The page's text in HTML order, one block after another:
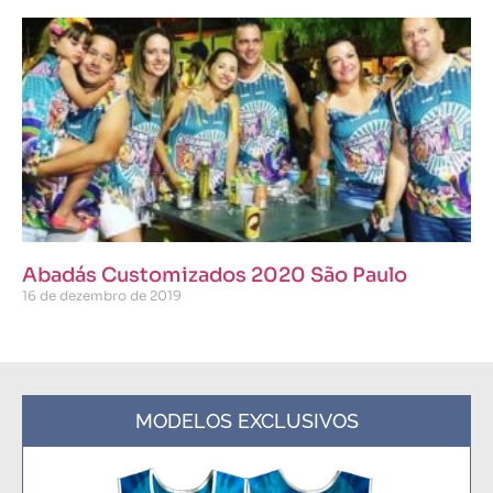
Abadás Customizados 2020 São Paulo
16 de dezembro de 2019
MODELOS EXCLUSIVOS